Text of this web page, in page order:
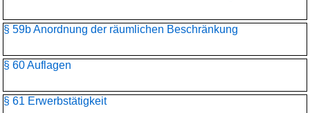
§ 59b Anordnung der räumlichen Beschränkung
§ 60 Auflagen
§ 61 Erwerbstätigkeit